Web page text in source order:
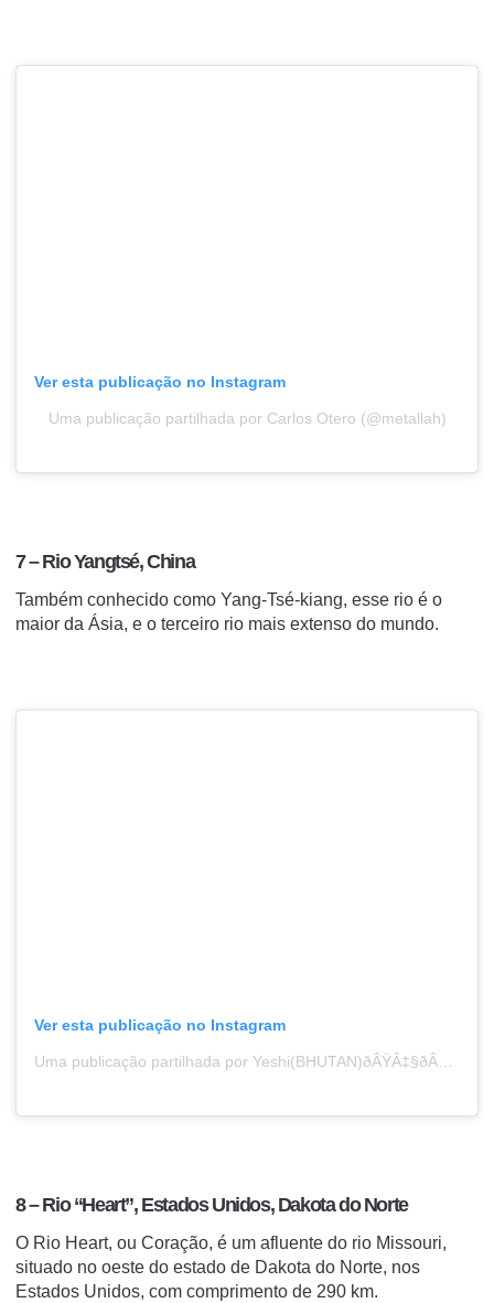
Ver esta publicação no Instagram
Uma publicação partilhada por Carlos Otero (@metallah)
7 – Rio Yangtsé, China
Também conhecido como Yang-Tsé-kiang, esse rio é o
maior da Ásia, e o terceiro rio mais extenso do mundo.
Ver esta publicação no Instagram
Uma publicação partilhada por Yeshi(BHUTAN)ðÂŸÂ‡§ðÂŸÂ‡¹ (@gyeltshen_bhutan)
8 – Rio “Heart”, Estados Unidos, Dakota do Norte
O Rio Heart, ou Coração, é um afluente do rio Missouri,
situado no oeste do estado de Dakota do Norte, nos
Estados Unidos, com comprimento de 290 km.